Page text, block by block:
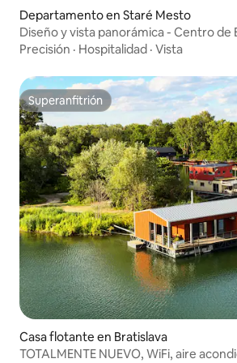
Departamento en Staré Mesto
Diseño y vista panorámica - Centro de
Precisión · Hospitalidad · Vista
Superanfitrión
Superanfitrión
Casa flotante en Bratislava
TOTALMENTE NUEVO, WiFi, aire